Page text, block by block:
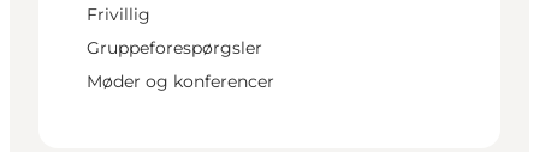
Frivillig
Gruppeforespørgsler
Møder og konferencer